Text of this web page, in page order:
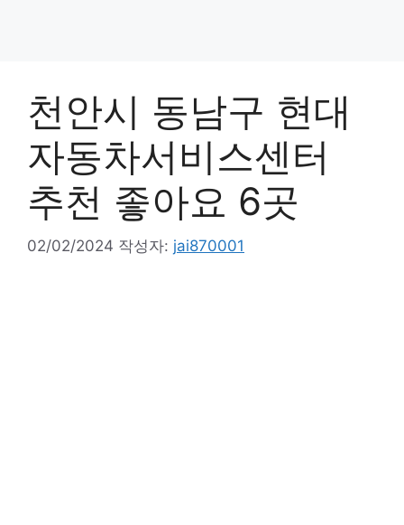
천안시 동남구 현대
자동차서비스센터
추천 좋아요 6곳
02/02/2024 작성자: jai870001